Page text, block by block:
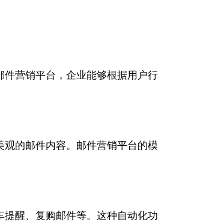
营销平台，企业能够根据用户行
的邮件内容。邮件营销平台的模
醒、复购邮件等。这种自动化功